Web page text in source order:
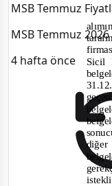
MSB Temmuz
MSB Temmuz
4 hafta önce
Sicil
diğer